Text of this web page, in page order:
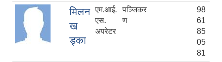
मिलन
ख
ड्का
एम.आई.
एस.
अपरेटर
पञ्जिकर
ण
98
61
85
05
81